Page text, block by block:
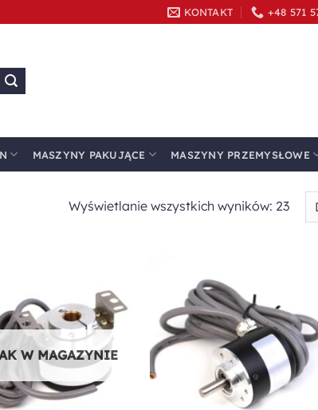
KONTAKT +48 571
MASZYNY PAKUJĄCE MASZYNY PRZEMYSŁOWE
Wyświetlanie wszystkich wyników: 23
Dodaj do
ulubionych
W MAGAZYNIE
ulubionych